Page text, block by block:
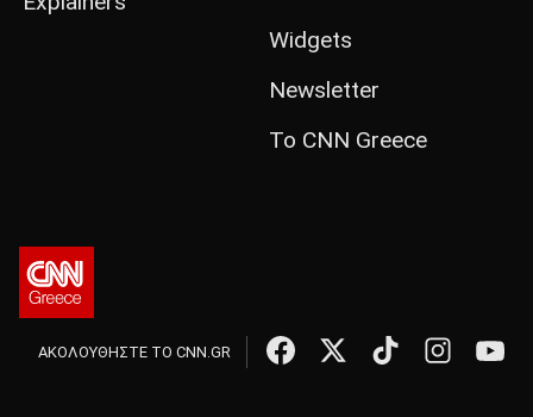
Widgets
Newsletter
Το CNN Greece
ΑΚΟΛΟΥΘΗΣΤΕ ΤΟ CNN.GR